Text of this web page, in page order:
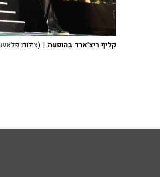
קליף ריצ'ארד בהופעה | (צילום: פלאש 90)